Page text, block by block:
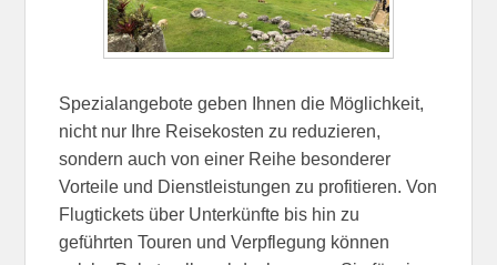
Spezialangebote geben Ihnen die Möglichkeit,
nicht nur Ihre Reisekosten zu reduzieren,
sondern auch von einer Reihe besonderer
Vorteile und Dienstleistungen zu profitieren. Von
Flugtickets über Unterkünfte bis hin zu
geführten Touren und Verpflegung können